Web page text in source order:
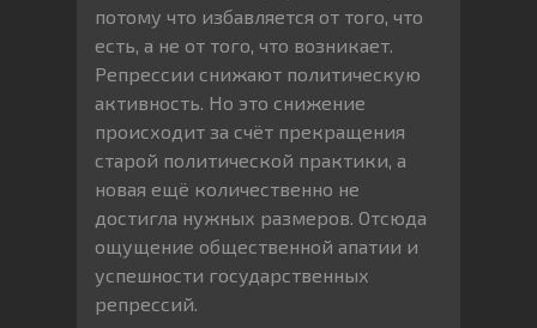
потому что избавляется от того, что
есть, а не от того, что возникает.
Репрессии снижают политическую
активность. Но это снижение
происходит за счёт прекращения
старой политической практики, а
новая ещё количественно не
достигла нужных размеров. Отсюда
ощущение общественной апатии и
успешности государственных
репрессий.